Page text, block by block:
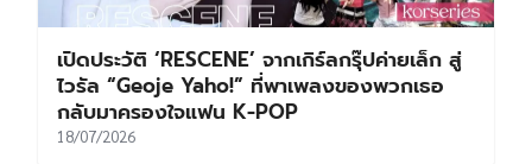
เปิดประวัติ ‘RESCENE’ จากเกิร์ลกรุ๊ปค่ายเล็ก สู่
ไวรัล “Geoje Yaho!” ที่พาเพลงของพวกเธอ
กลับมาครองใจแฟน K-POP
18/07/2026